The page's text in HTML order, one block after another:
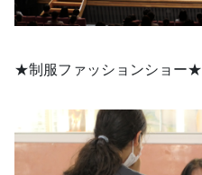
★制服ファッションショー★